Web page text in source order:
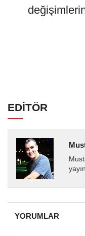
EDİTÖR
YORUMLAR